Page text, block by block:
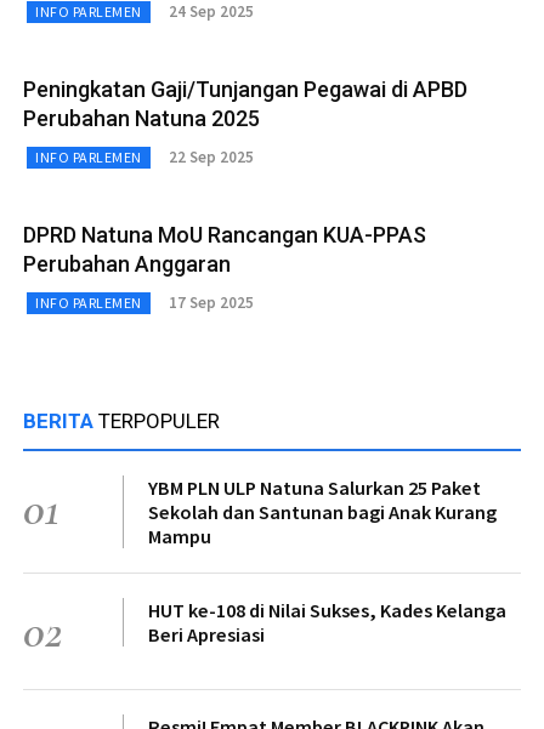
INFO PARLEMEN 24 Sep 2025
Peningkatan Gaji/Tunjangan Pegawai di APBD
Perubahan Natuna 2025
INFO PARLEMEN 22 Sep 2025
DPRD Natuna MoU Rancangan KUA-PPAS
Perubahan Anggaran
INFO PARLEMEN 17 Sep 2025
BERITA TERPOPULER
01
YBM PLN ULP Natuna Salurkan 25 Paket
Sekolah dan Santunan bagi Anak Kurang
Mampu
02
HUT ke-108 di Nilai Sukses, Kades Kelanga
Beri Apresiasi